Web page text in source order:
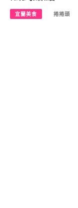
宜蘭美食 捲捲頭